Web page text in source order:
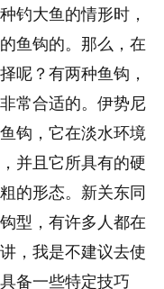
钓大鱼的情形时，
鱼钩的。那么，在
呢？有两种鱼钩，
常合适的。伊势尼
钩，它在淡水环境
并且它所具有的硬
的形态。新关东同
型，有许多人都在
，我是不建议去使
备一些特定技巧